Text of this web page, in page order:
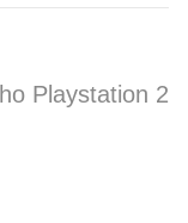
Playstation 2